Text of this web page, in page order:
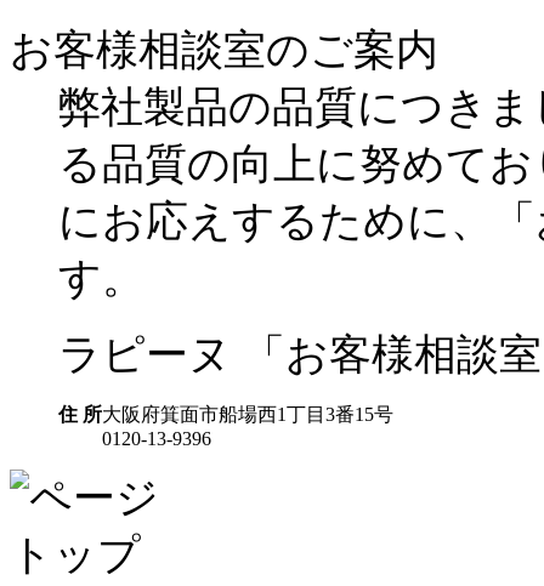
お客様相談室のご案内
弊社製品の品質につき
る品質の向上に努めて
にお応えするために、
す。
ラピーヌ 「お客様相談
住 所大阪府箕面市船場西1丁目3番15号
0120-13-9396